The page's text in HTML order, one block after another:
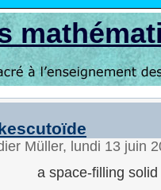
Müller, lundi 13 juin
a space-filling solid